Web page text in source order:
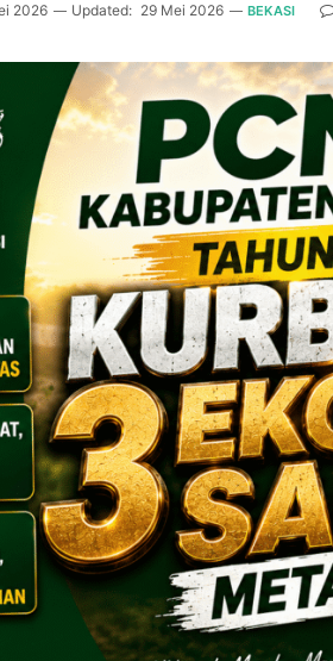
2026 Updated: 29 Mei 2026 BEKASI